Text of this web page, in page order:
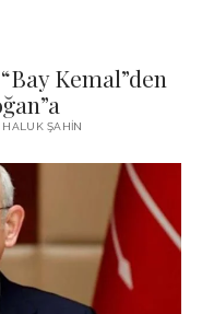
Kemal”den
HALUK ŞAHIN